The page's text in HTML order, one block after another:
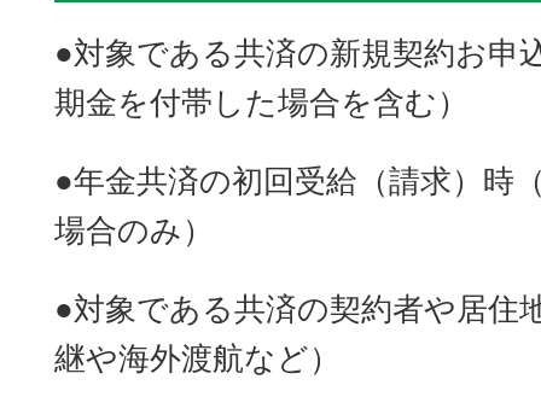
●対象である共済の新規契約お申
期金を付帯した場合を含む）
●年金共済の初回受給（請求）時
場合のみ）
●対象である共済の契約者や居住
継や海外渡航など）